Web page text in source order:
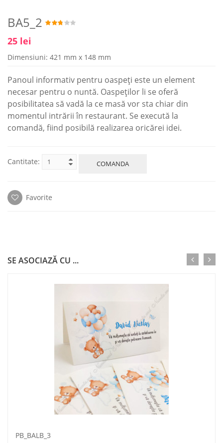
BA5_2
25 lei
Dimensiuni: 421 mm x 148 mm
Panoul informativ pentru oaspeți este un element
necesar pentru o nuntă. Oaspeților li se oferă
posibilitatea să vadă la ce masă vor sta chiar din
momentul intrării în restaurant. Se execută la
comandă, fiind posibilă realizarea oricărei idei.
Cantitate: COMANDA
Favorite
SE ASOCIAZĂ CU ...
PB_BALB_3